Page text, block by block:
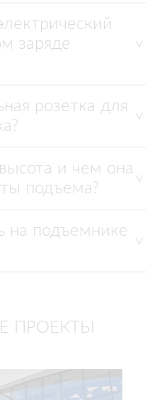
заряде
розетка для
и чем она
подъема?
на подъемнике
ПРОЕКТЫ